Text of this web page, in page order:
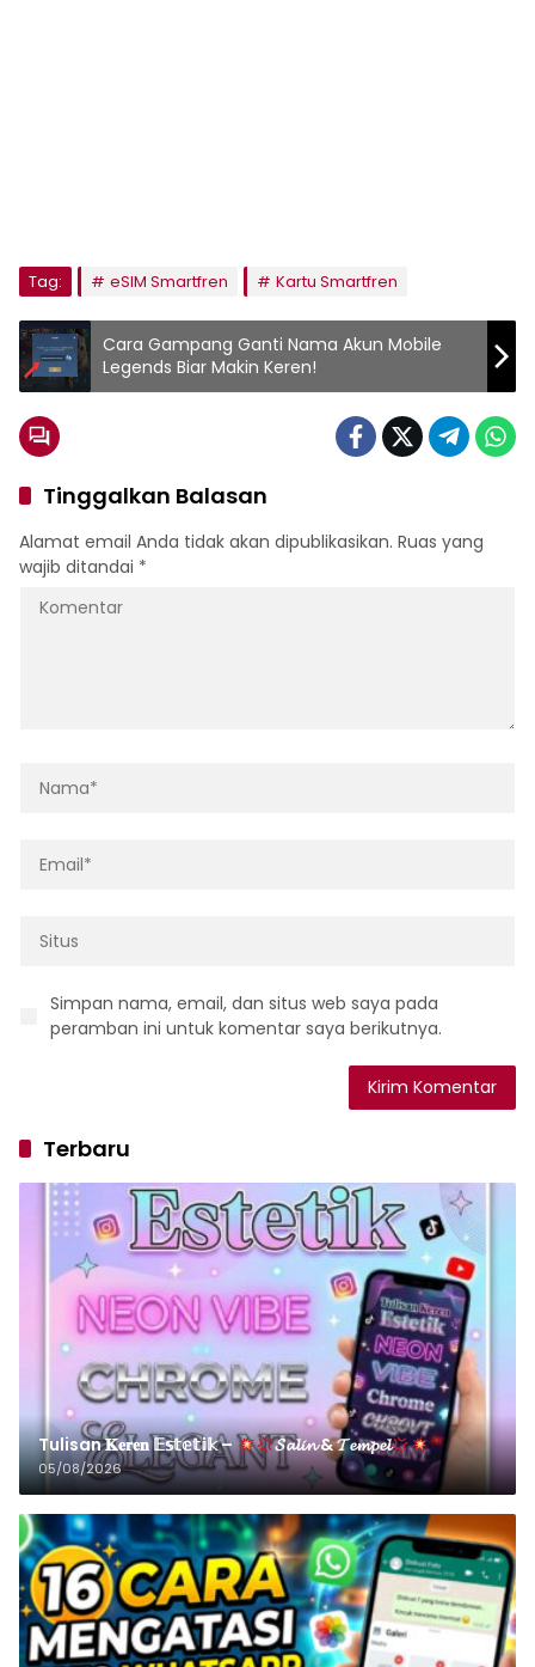
Tag: eSIM Smartfren Kartu Smartfren
Cara Gampang Ganti Nama Akun Mobile
Legends Biar Makin Keren!
Tinggalkan Balasan
Alamat email Anda tidak akan dipublikasikan. Ruas yang
wajib ditandai *
Simpan nama, email, dan situs web saya pada
peramban ini untuk komentar saya berikutnya.
Terbaru
Tulisan 𝐊𝐞𝐫𝐞𝐧 𝔼𝕤𝕥𝕖𝕥𝕚𝕜 – 𝓢𝓪𝓵𝓲𝓷 & 𝓣𝓮𝓶𝓹𝓮𝓵
05/08/2026